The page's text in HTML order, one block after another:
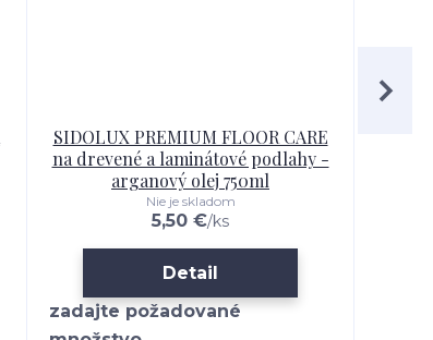
SIDOLUX PREMIUM FLOOR CARE
na drevené a laminátové podlahy -
arganový olej 750ml
5,50 €/ks
Nie je skladom
Detail